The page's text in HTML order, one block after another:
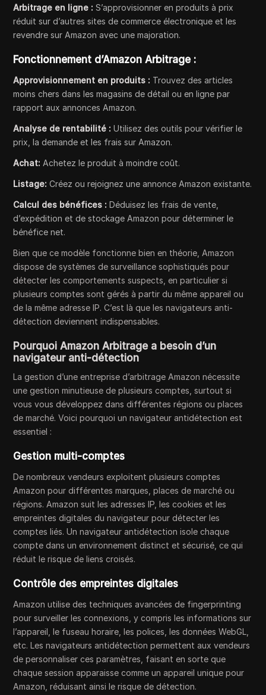
Arbitrage en ligne : S’approvisionner en produits à prix
réduit sur d’autres sites de commerce électronique et les
revendre sur Amazon avec une majoration.
Fonctionnement d’Amazon Arbitrage :
Approvisionnement en produits : Trouvez des articles
moins chers dans les magasins de détail ou en ligne par
rapport aux annonces Amazon.
Analyse de rentabilité : Utilisez des outils pour vérifier le
prix, la demande et les frais sur Amazon.
Achat: Achetez le produit à moindre coût.
Listage: Créez ou rejoignez une annonce Amazon existante.
Calcul des bénéfices : Déduisez les frais de vente,
d’expédition et de stockage Amazon pour déterminer le
bénéfice net.
Bien que ce modèle fonctionne bien en théorie, Amazon
dispose de systèmes de surveillance sophistiqués pour
détecter les comportements suspects, en particulier si
plusieurs comptes sont gérés à partir du même appareil ou
de la même adresse IP. C’est là que les navigateurs anti-
détection deviennent indispensables.
Pourquoi Amazon Arbitrage a besoin d’un
navigateur anti-détection
La gestion d’une entreprise d’arbitrage Amazon nécessite
une gestion minutieuse de plusieurs comptes, surtout si
vous vous développez dans différentes régions ou places
de marché. Voici pourquoi un navigateur antidétection est
essentiel :
Gestion multi-comptes
De nombreux vendeurs exploitent plusieurs comptes
Amazon pour différentes marques, places de marché ou
régions. Amazon suit les adresses IP, les cookies et les
empreintes digitales du navigateur pour détecter les
comptes liés. Un navigateur antidétection isole chaque
compte dans un environnement distinct et sécurisé, ce qui
réduit le risque de liens croisés.
Contrôle des empreintes digitales
Amazon utilise des techniques avancées de fingerprinting
pour surveiller les connexions, y compris les informations sur
l’appareil, le fuseau horaire, les polices, les données WebGL,
etc. Les navigateurs antidétection permettent aux vendeurs
de personnaliser ces paramètres, faisant en sorte que
chaque session apparaisse comme un appareil unique pour
Amazon, réduisant ainsi le risque de détection.